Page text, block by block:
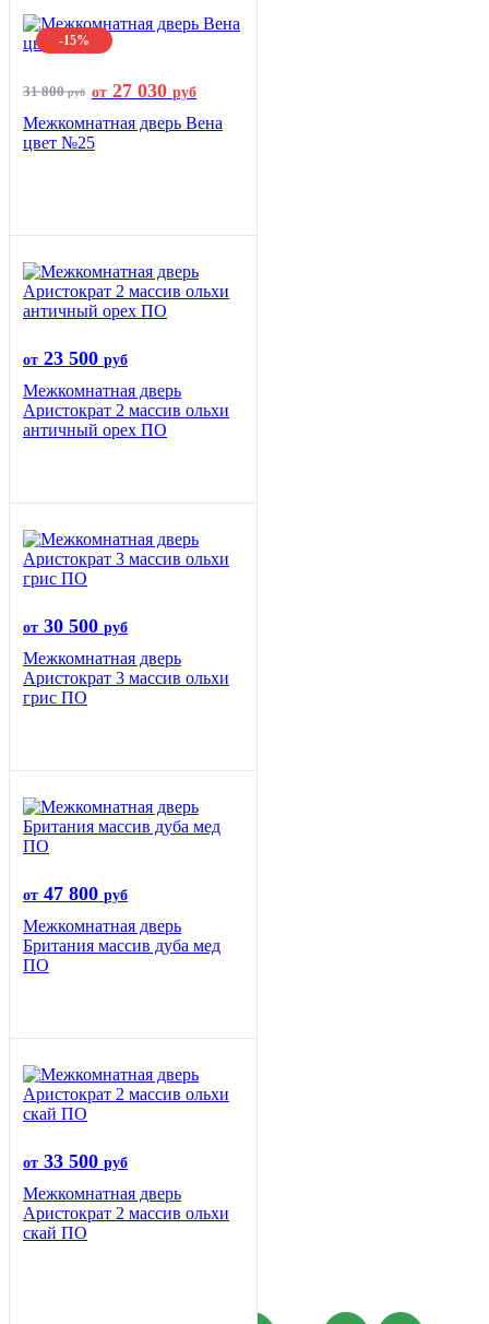
-15%
31 800руб от 27 030 руб
Межкомнатная дверь Вена
цвет №25
от 23 500 руб
Межкомнатная дверь
Аристократ 2 массив ольхи
античный орех ПО
от 30 500 руб
Межкомнатная дверь
Аристократ 3 массив ольхи
грис ПО
от 47 800 руб
Межкомнатная дверь
Британия массив дуба мед
ПО
от 33 500 руб
Межкомнатная дверь
Аристократ 2 массив ольхи
скай ПО